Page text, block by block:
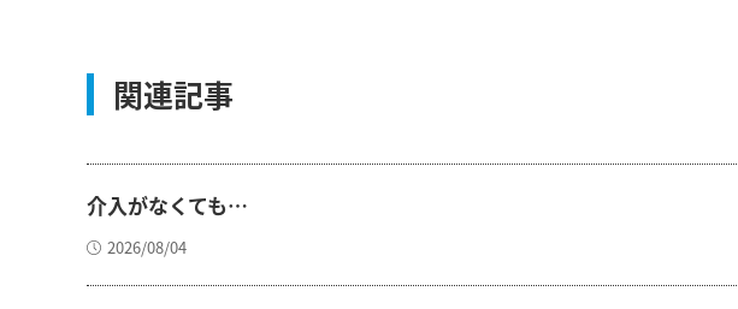
関連記事
介入がなくても…
2026/08/04